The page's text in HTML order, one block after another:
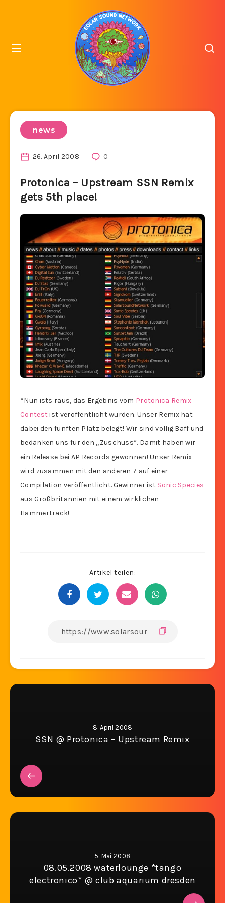
news
26. April 2008 0
Protonica – Upstream SSN Remix
gets 5th place!
*Nun ists raus, das Ergebnis vom Protonica Remix
Contestist veröffentlicht wurden. Unser Remix hat
dabei den fünften Platz belegt! Wir sind völlig Baff und
bedanken uns für den „Zuschuss“. Damit haben wir
ein Release bei AP Records gewonnen! Unser Remix
wird zusammen mit den anderen 7 auf einer
Compilation veröffentlicht. Gewinner ist Sonic Species
aus Großbritannien mit einem wirklichen
Hammertrack!
Artikel teilen:
8. April 2008
SSN @ Protonica – Upstream Remix
5. Mai 2008
08.05.2008 waterlounge *tango
electronico* @ club aquarium dresden